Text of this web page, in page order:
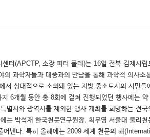
터(APCTP, 소장 피터 풀데)는 16일 전북 김제시
과학자들과 대중과의 만남을 통해 과학적 의사소
서 상대적으로 소외돼 있는 지방 중소도시의 시민들
6개월 동안 총 8회에 걸쳐 진행되었던 행사에는
별시와 광역시를 제외한 행사 개최를 희망하는 전
박석재 한국천문연구원장, 최무영 서울대 물리
어낸다. 특히 올해에는 2009 세계 천문의 해